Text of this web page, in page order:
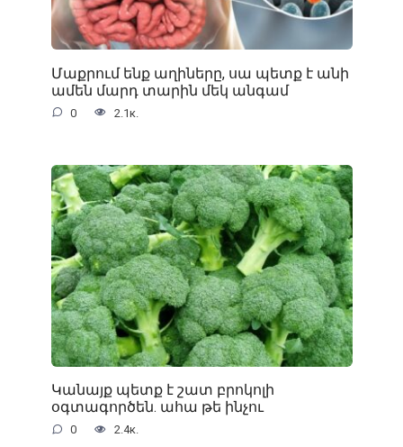
Մաքրում ենք աղիները, սա պետք է անի
ամեն մարդ տարին մեկ անգամ
0 2.1к.
Կանայք պետք է շատ բրոկոլի
օգտագործեն. ահա թե ինչու
0 2.4к.